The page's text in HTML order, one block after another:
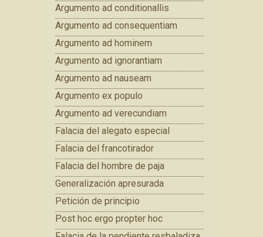
Argumento ad conditionallis
Argumento ad consequentiam
Argumento ad hominem
Argumento ad ignorantiam
Argumento ad nauseam
Argumento ex populo
Argumento ad verecundiam
Falacia del alegato especial
Falacia del francotirador
Falacia del hombre de paja
Generalización apresurada
Petición de principio
Post hoc ergo propter hoc